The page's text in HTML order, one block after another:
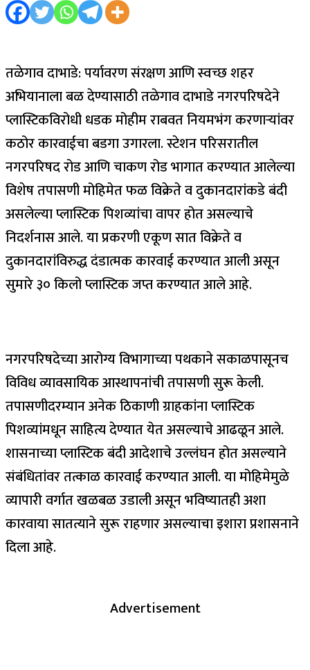
तळेगाव दाभाडे: पर्यावरण संरक्षण आणि स्वच्छ शहर
अभियानाला बळ देण्यासाठी तळेगाव दाभाडे नगरपरिषदेने
प्लास्टिकविरोधी धडक मोहीम राबवत नियमभंग करणाऱ्यांवर
कठोर कारवाईचा बडगा उगारला. स्टेशन परिसरातील
नगरपरिषद रोड आणि चाकण रोड भागात करण्यात आलेल्या
विशेष तपासणी मोहिमेत फळ विक्रेते व दुकानदारांकडे बंदी
असलेल्या प्लास्टिक पिशव्यांचा वापर होत असल्याचे
निदर्शनास आले. या प्रकरणी एकूण सात विक्रेते व
दुकानदारांविरुद्ध दंडात्मक कारवाई करण्यात आली असून
सुमारे ३० किलो प्लास्टिक जप्त करण्यात आले आहे.
नगरपरिषदेच्या आरोग्य विभागाच्या पथकाने सकाळपासूनच
विविध व्यावसायिक आस्थापनांची तपासणी सुरू केली.
तपासणीदरम्यान अनेक ठिकाणी ग्राहकांना प्लास्टिक
पिशव्यांमधून साहित्य देण्यात येत असल्याचे आढळून आले.
शासनाच्या प्लास्टिक बंदी आदेशाचे उल्लंघन होत असल्याने
संबंधितांवर तत्काळ कारवाई करण्यात आली. या मोहिमेमुळे
व्यापारी वर्गात खळबळ उडाली असून भविष्यातही अशा
कारवाया सातत्याने सुरू राहणार असल्याचा इशारा प्रशासनाने
दिला आहे.
Advertisement